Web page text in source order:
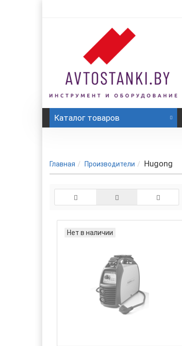
Каталог товаров
Главная Производители Hugong
Нет в наличии